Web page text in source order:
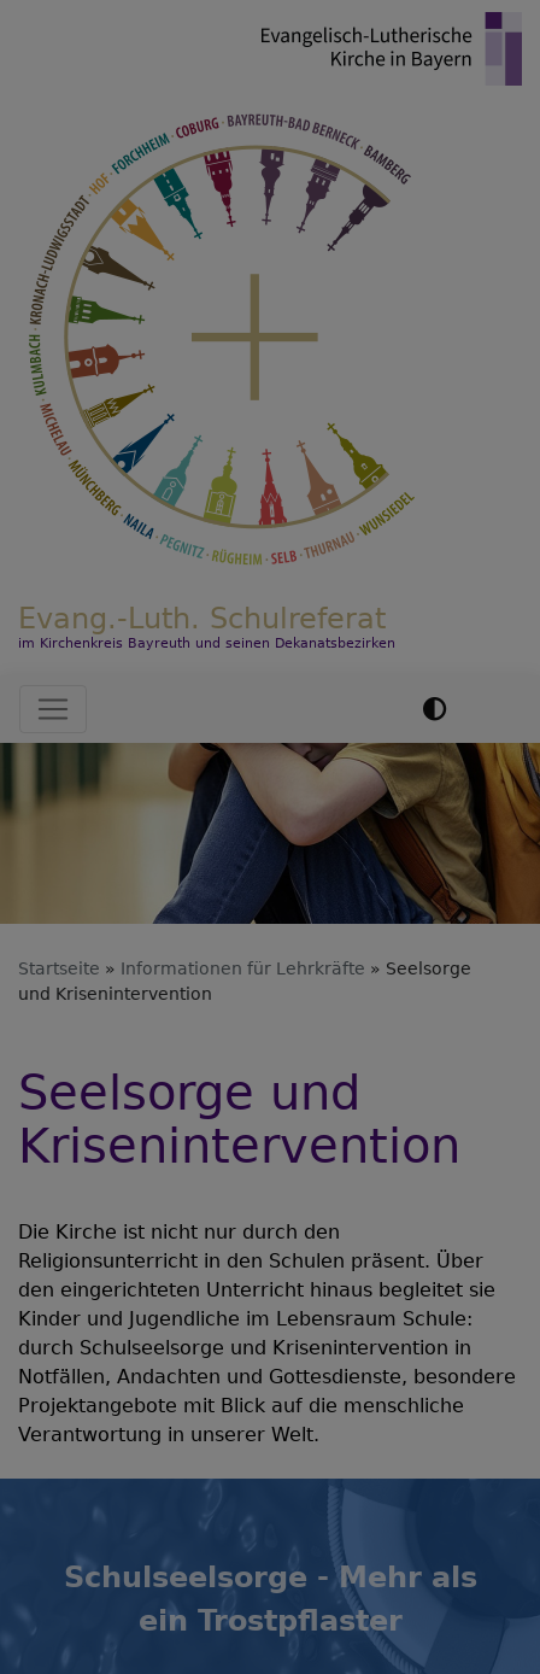
Evang.-Luth. Schulreferat
im Kirchenkreis Bayreuth und seinen Dekanatsbezirken
Hauptnavigation
Startseite Informationen für Lehrkräfte
Seelsorge
und Krisenintervention
Seelsorge und
Krisenintervention
Die Kirche ist nicht nur durch den
Religionsunterricht in den Schulen präsent. Über
den eingerichteten Unterricht hinaus begleitet sie
Kinder und Jugendliche im Lebensraum Schule:
durch Schulseelsorge und Krisenintervention in
Notfällen, Andachten und Gottesdienste, besondere
Projektangebote mit Blick auf die menschliche
Verantwortung in unserer Welt.
Schulseelsorge - Mehr als
ein Trostpflaster